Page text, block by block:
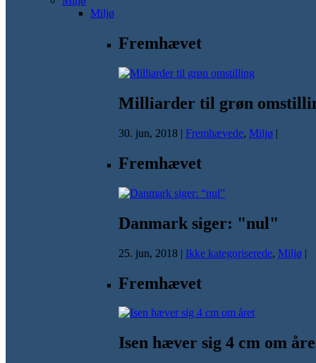
Miljø
Fremhævet
Milliarder til grøn
30. jun, 2018 | Fremhævede, Miljø |
Fremhævet
Danmark siger: "nul"
25. jun, 2018 | Ikke kategoriserede, Miljø |
Fremhævet
Isen hæver sig 4 cm om